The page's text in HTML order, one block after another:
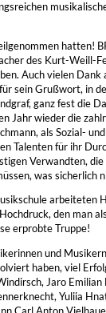
hatten!
des Kurt-Weill-
Auch vielen
sein Grußwort, in
ganz fest die
Jahr wieder die
als Sozial-
Talenten für ihr
Verwandten,
was sicherlich
arbeiteten
den man
erprobte Truppe!
und
haben, viel
Jaro
Yuliia